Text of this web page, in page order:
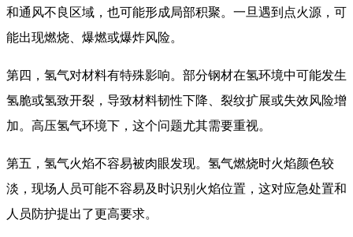
和通风不良区域，也可能形成局部积聚。一旦遇到点火源，可
能出现燃烧、爆燃或爆炸风险。
第四，氢气对材料有特殊影响。部分钢材在氢环境中可能发生
氢脆或氢致开裂，导致材料韧性下降、裂纹扩展或失效风险增
加。高压氢气环境下，这个问题尤其需要重视。
第五，氢气火焰不容易被肉眼发现。氢气燃烧时火焰颜色较
淡，现场人员可能不容易及时识别火焰位置，这对应急处置和
人员防护提出了更高要求。